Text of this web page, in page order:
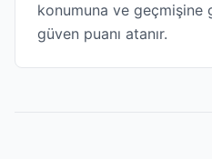
konumuna ve geçmişine
güven puanı atanır.